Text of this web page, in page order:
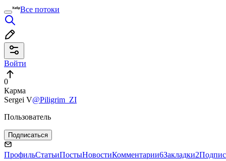
Все потоки
Войти
0
Карма
Sergei V@Piligrim_ZI
Пользователь
Подписаться
ПрофильСтатьиПостыНовостиКомментарии6Закладки2